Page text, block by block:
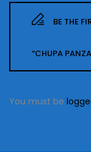
BE THE
“CHUPA
You must be